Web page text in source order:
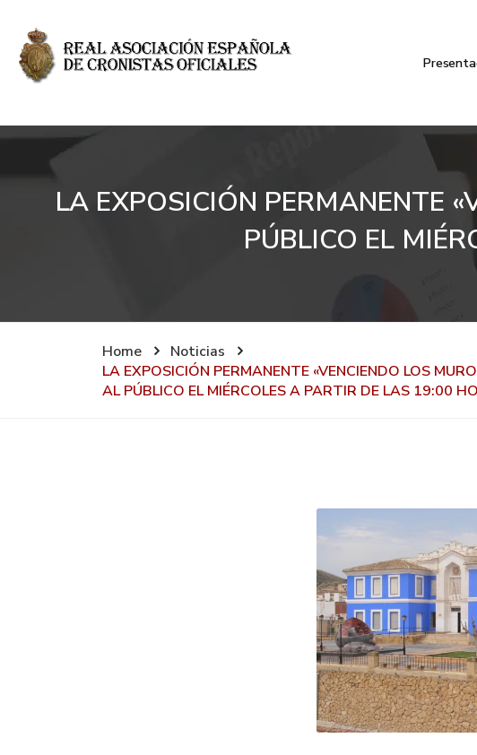
LA EXPOSICIÓN PERMANENTE
PÚBLICO EL
Home
Noticias
LA EXPOSICIÓN PERMANENTE «VENCIENDO LOS
AL PÚBLICO EL MIÉRCOLES A PARTIR DE LAS 19:00